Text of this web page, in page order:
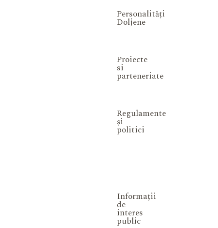
Personalități
Doljene
Proiecte
si
parteneriate
Regulamente
și
politici
Informații
de
interes
public